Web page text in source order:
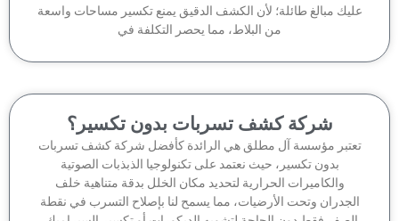
مبالغ طائلة؛ لأن الكشف الدقيق يمنع تكسير مساحات واسعة
من البلاط، مما يحصر التكلفة في
شركة كشف تسربات بدون تكسير؟
مؤسسة آل مطلق هي الرائدة كأفضل شركة كشف تسربات
بدون تكسير، حيث نعتمد على تكنولوجيا الذبذبات الصوتية
والكاميرات الحرارية لتحديد مكان الخلل بدقة متناهية خلف
وتحت الأرضيات، مما يسمح لنا بإصلاح التسرب في نقطة